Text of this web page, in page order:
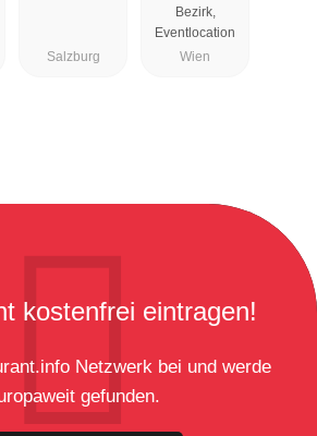
Salzburg
Bezirk,
Eventlocation
Wien
kostenfrei eintragen!
Netzwerk bei und werde
gefunden.